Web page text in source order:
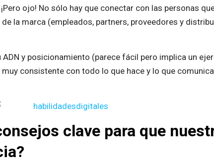
ojo! No sólo hay que conectar con las personas
la marca (empleados, partners, proveedores y
y posicionamiento (parece fácil pero implica un
consistente con todo lo que hace y lo que
clave para que